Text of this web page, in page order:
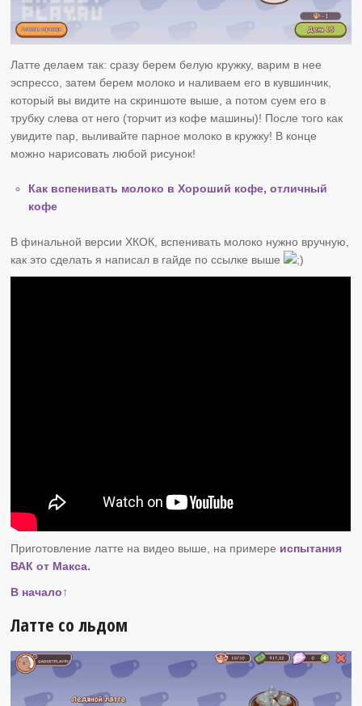
Латте делаем так: сразу берем белую кружку, варим в нее
эспрессо, затем берем молоко и наливаем его в кувшинчик,
который вы видите на скриншоте выше, а потом суем его в
трубку слева от него (торчит из кофе машины)! После того как
увидите пар, выливайте парное молоко в кружку! В конце
можно нарисовать любой рисунок!
Как вспенивать молоко в Хороший кофе, отличный
кофе
В финальной версии ХКОК, вспенивать молоко нужно вручную,
как это сделать я написал в гайде по ссылке выше
Приготовление латте на видео выше, на примере испытания
ВАК от Макса.
В начало↑
Латте со льдом